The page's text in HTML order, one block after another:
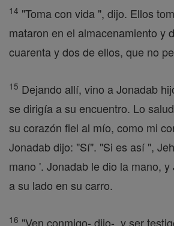
14 "Toma con vida ", dijo. Ellos
mataron en el almacenamiento y
cuarenta y dos de ellos, que no
15 Dejando allí, vino a Jonadab
se dirigía a su encuentro. Lo
su corazón fiel al mío, como mi
Jonadab dijo: "Sí". "Si es así ",
mano '. Jonadab le dio la mano,
a su lado en su carro.
16 "Ven conmigo- dijo-, y ser